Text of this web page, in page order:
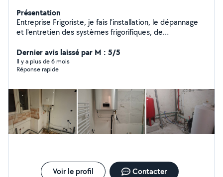
Présentation
Entreprise Frigoriste, je fais l'installation, le dépannage
et l'entretien des systèmes frigorifiques, de
plomberie sanitaire également. Disponible sur Lyon et la
région Devis gratuit par téléphone Intervention rapide
6/7
Dernier avis laissé par M : 5/5
Il y a plus de 6 mois
Réponse rapide
Voir le profil Contacter